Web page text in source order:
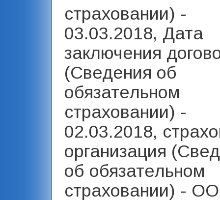
страховании) -
03.03.2018, Дата
заключения
(Сведения об
обязательном
страховании) -
02.03.2018,
организация
об обязательном
страховании) -